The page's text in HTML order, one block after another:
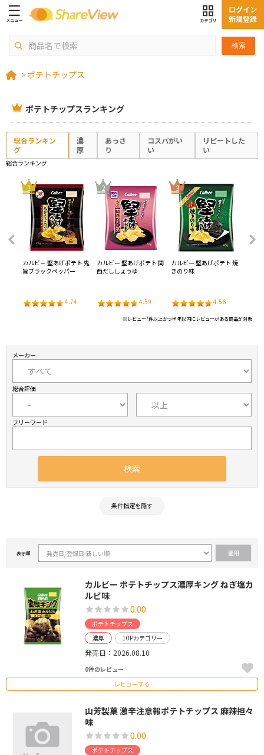
検索
ログイン
新規登録
>ポテトチップス
ポテトチップスランキング
総合ランキン
グ
濃
厚
あっさ
り
コスパがい
い
リピートした
い
総合ランキング
1
カルビー 堅あげポテト 鬼
旨ブラックペッパー
4.74
2
カルビー 堅あげポテト 関
西だししょうゆ
4.59
3
カルビー 堅あげポテト 焼
きのり味
4.56
※レビュー7件以上かつ半年以内にレビューがある商品が対象
メーカー
総合評価
フリーワード
条件指定を隠す
表示順
カルビー ポテトチップス濃厚キング ねぎ塩カ
ルビ味
0.00
ポテトチップス
濃厚
10Pカテゴリー
発売日：2026.08.10
0件のレビュー
レビューする
山芳製菓 激辛注意報ポテトチップス 麻辣担々
味
0.00
ポテトチップス